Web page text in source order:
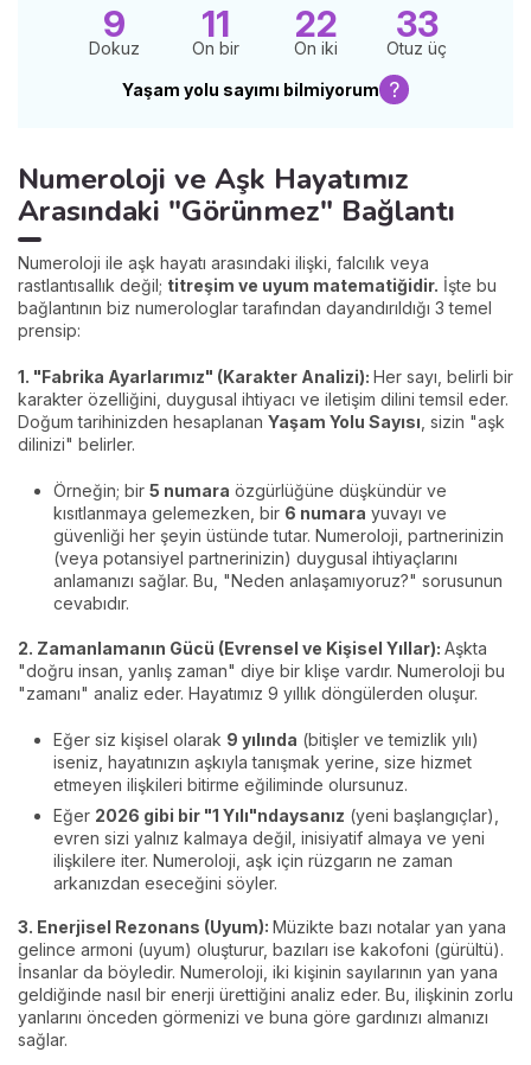
9
Dokuz
11
On bir
22
On iki
33
Otuz üç
Yaşam yolu sayımı bilmiyorum ?
Numeroloji ve Aşk Hayatımız
Arasındaki "Görünmez" Bağlantı
Numeroloji ile aşk hayatı arasındaki ilişki, falcılık veya
rastlantısallık değil; titreşim ve uyum matematiğidir. İşte bu
bağlantının biz numerologlar tarafından dayandırıldığı 3 temel
prensip:
1. "Fabrika Ayarlarımız" (Karakter Analizi): Her sayı, belirli bir
karakter özelliğini, duygusal ihtiyacı ve iletişim dilini temsil eder.
Doğum tarihinizden hesaplanan Yaşam Yolu Sayısı , sizin "aşk
dilinizi" belirler.
Örneğin; bir 5 numara özgürlüğüne düşkündür ve
kısıtlanmaya gelemezken, bir 6 numara yuvayı ve
güvenliği her şeyin üstünde tutar. Numeroloji, partnerinizin
(veya potansiyel partnerinizin) duygusal ihtiyaçlarını
anlamanızı sağlar. Bu, "Neden anlaşamıyoruz?" sorusunun
cevabıdır.
2. Zamanlamanın Gücü (Evrensel ve Kişisel Yıllar): Aşkta
"doğru insan, yanlış zaman" diye bir klişe vardır. Numeroloji bu
"zamanı" analiz eder. Hayatımız 9 yıllık döngülerden oluşur.
Eğer siz kişisel olarak 9 yılında (bitişler ve temizlik yılı)
iseniz, hayatınızın aşkıyla tanışmak yerine, size hizmet
etmeyen ilişkileri bitirme eğiliminde olursunuz.
Eğer 2026 gibi bir "1 Yılı"ndaysanız (yeni başlangıçlar),
evren sizi yalnız kalmaya değil, inisiyatif almaya ve yeni
ilişkilere iter. Numeroloji, aşk için rüzgarın ne zaman
arkanızdan eseceğini söyler.
3. Enerjisel Rezonans (Uyum): Müzikte bazı notalar yan yana
gelince armoni (uyum) oluşturur, bazıları ise kakofoni (gürültü).
İnsanlar da böyledir. Numeroloji, iki kişinin sayılarının yan yana
geldiğinde nasıl bir enerji ürettiğini analiz eder. Bu, ilişkinin zorlu
yanlarını önceden görmenizi ve buna göre gardınızı almanızı
sağlar.